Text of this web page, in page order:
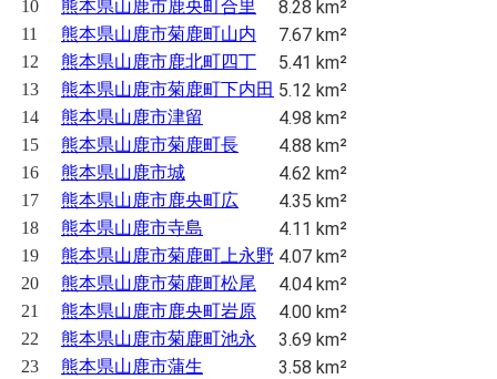
10 熊本県山鹿市鹿央町合里 8.28 km²
11 熊本県山鹿市菊鹿町山内 7.67 km²
12 熊本県山鹿市鹿北町四丁 5.41 km²
13 熊本県山鹿市菊鹿町下内田 5.12 km²
14 熊本県山鹿市津留 4.98 km²
15 熊本県山鹿市菊鹿町長 4.88 km²
16 熊本県山鹿市城 4.62 km²
17 熊本県山鹿市鹿央町広 4.35 km²
18 熊本県山鹿市寺島 4.11 km²
19 熊本県山鹿市菊鹿町上永野 4.07 km²
20 熊本県山鹿市菊鹿町松尾 4.04 km²
21 熊本県山鹿市鹿央町岩原 4.00 km²
22 熊本県山鹿市菊鹿町池永 3.69 km²
23 熊本県山鹿市蒲生 3.58 km²